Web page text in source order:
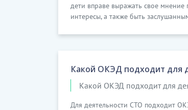
дети вправе выражать свое
интересы, а также быть
Какой ОКЭД подходит для
Какой ОКЭД подходит для
Для деятельности СТО подходит